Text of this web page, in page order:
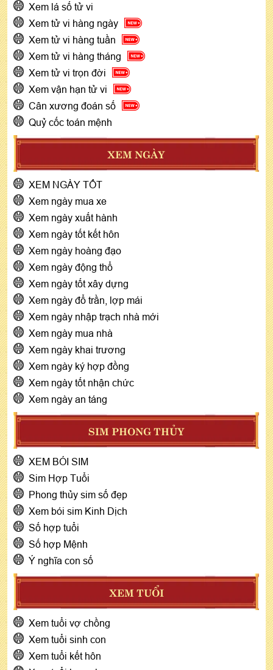
Xem lá số tử vi
Xem tử vi hàng ngày
Xem tử vi hàng tuần
Xem tử vi hàng tháng
Xem tử vi trọn đời
Xem vận hạn tử vi
Cân xương đoán số
Quỷ cốc toán mệnh
XEM NGÀY
XEM NGÀY TỐT
Xem ngày mua xe
Xem ngày xuất hành
Xem ngày tốt kết hôn
Xem ngày hoàng đạo
Xem ngày động thổ
Xem ngày tốt xây dựng
Xem ngày đổ trần, lợp mái
Xem ngày nhập trạch nhà mới
Xem ngày mua nhà
Xem ngày khai trương
Xem ngày ký hợp đồng
Xem ngày tốt nhận chức
Xem ngày an táng
SIM PHONG THỦY
XEM BÓI SIM
Sim Hợp Tuổi
Phong thủy sim số đẹp
Xem bói sim Kinh Dịch
Số hợp tuổi
Số hợp Mệnh
Ý nghĩa con số
XEM TUỔI
Xem tuổi vợ chồng
Xem tuổi sinh con
Xem tuổi kết hôn